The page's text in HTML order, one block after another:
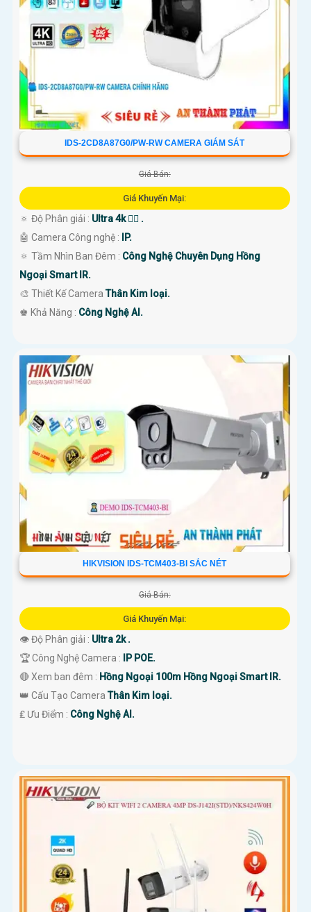
IDS-2CD8A87G0/PW-RW CAMERA GIÁM SÁT
Giá Bán:
Giá Khuyến Mại:
🔅 Độ Phân giải : Ultra 4k 👍🏾 .
🤖️ Camera Công nghệ :
IP.
🔅 Tầm Nhìn Ban Đêm : Công Nghệ Chuyên Dụng Hồng
Ngoại Smart IR.
🎨 Thiết Kế CameraThân Kim loại.
️♚ Khả Năng : Công Nghệ AI.
HIKVISION IDS-TCM403-BI SẮC NÉT
Giá Bán:
Giá Khuyến Mại:
👁 Độ Phân giải : Ultra 2k .
🏆 Công Nghệ Camera :
IP POE.
🔴 Xem ban đêm : Hồng Ngoại 100m Hồng Ngoại Smart IR.
👑 Cấu Tạo CameraThân Kim loại.
️₤ Ưu Điểm : Công Nghệ AI.